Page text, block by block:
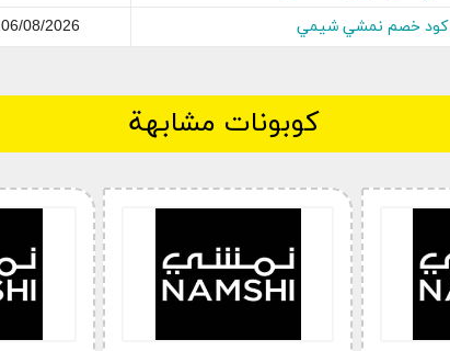
كود خصم نمشي شيمي 06/08/2026
كوبونات مشابهة